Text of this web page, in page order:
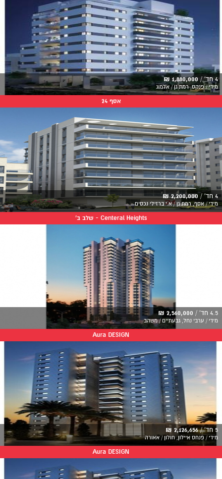
4 חד' / 1,880,000 ₪
מידי / פנקס, רמת גן / אלמוג
אסף 24
4 חד' / 2,200,000 ₪
מידי / אסף, רמת גן / א.י ברזילי נכסים
Centeral Heights - שלב ב'
4.5 חד' / 2,560,000 ₪
מידי / ערבי נחל, גבעתיים / משהב
Aura DESIGN
5 חד' / 2,126,656 ₪
מידי / פנחס איילון, חולון / אאורה
Aura DESIGN